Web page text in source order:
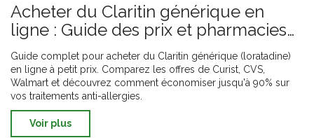
Acheter du Claritin générique en
ligne : Guide des prix et pharmacies
sûres
Guide complet pour acheter du Claritin générique (loratadine)
en ligne à petit prix. Comparez les offres de Curist, CVS,
Walmart et découvrez comment économiser jusqu'à 90% sur
vos traitements anti-allergies.
Voir plus